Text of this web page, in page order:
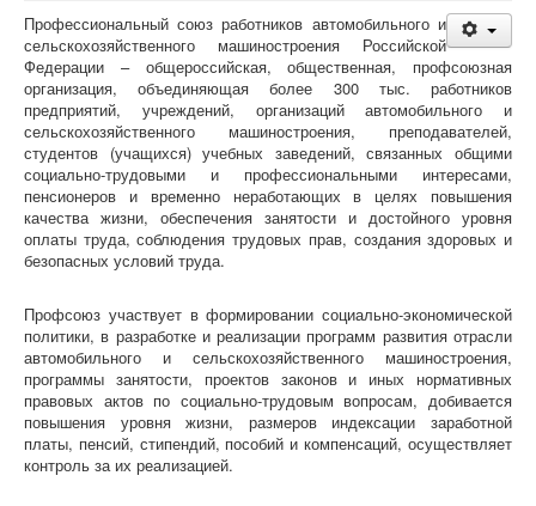
Съезды
Пленумы
Президиумы
Совещания
Устав
Программа
Отчеты и выборы
Формы отчетности
«СМИ»
Голос Профсоюза
Вестник Профсоюза ППО ОАО «УАЗ»
Вести Профсоюза ППО АО «АВТОВАЗ»
Газета "АВТОТОР"
Видеовыпуски новостей
Голос Профсоюза ЧООП
Конкурсы
Отраслевой конкурс
Профессиональный союз работников автомобильного и
сельскохозяйственного машиностроения Российской
Федерации – общероссийская, общественная, профсоюзная
организация, объединяющая более 300 тыс. работников
предприятий, учреждений, организаций автомобильного и
сельскохозяйственного машиностроения, преподавателей,
студентов (учащихся) учебных заведений, связанных общими
социально-трудовыми и профессиональными интересами,
пенсионеров и временно неработающих в целях повышения
качества жизни, обеспечения занятости и достойного уровня
оплаты труда, соблюдения трудовых прав, создания здоровых и
безопасных условий труда.
Профсоюз участвует в формировании социально-экономической
политики, в разработке и реализации программ развития отрасли
автомобильного и сельскохозяйственного машиностроения,
программы занятости, проектов законов и иных нормативных
правовых актов по социально-трудовым вопросам, добивается
повышения уровня жизни, размеров индексации заработной
платы, пенсий, стипендий, пособий и компенсаций, осуществляет
контроль за их реализацией.